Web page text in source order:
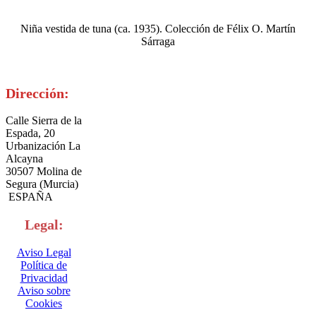
Niña vestida de tuna (ca. 1935). Colección de Félix O. Martín
Sárraga
Dirección:
Calle Sierra de la
Espada, 20
Urbanización La
Alcayna
30507 Molina de
Segura (Murcia)
ESPAÑA
Legal:
Aviso Legal
Política de
Privacidad
Aviso sobre
Cookies